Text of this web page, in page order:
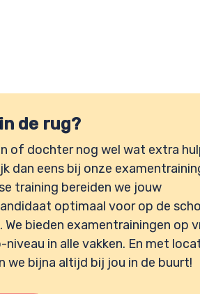
de rug?
of dochter nog wel wat extra
dan eens bij onze
training bereiden we jouw
optimaal voor op de
We bieden examentrainingen op
in alle vakken. En met
we bijna altijd bij jou in de buurt!